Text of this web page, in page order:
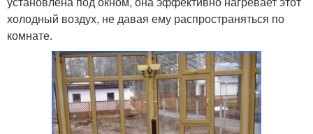
холодный воздух, не давая ему распространяться по
комнате.